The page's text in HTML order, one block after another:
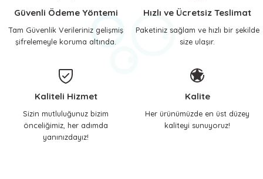
Güvenli Ödeme Yöntemi
Tam Güvenlik Verileriniz gelişmiş
şifrelemeyle koruma altında.
Hızlı ve Ücretsiz Teslimat
Paketiniz sağlam ve hızlı bir şekilde
size ulaşır.
Kaliteli Hizmet
Sizin mutluluğunuz bizim
önceliğimiz, her adımda
yanınızdayız!
Kalite
Her ürünümüzde en üst düzey
kaliteyi sunuyoruz!